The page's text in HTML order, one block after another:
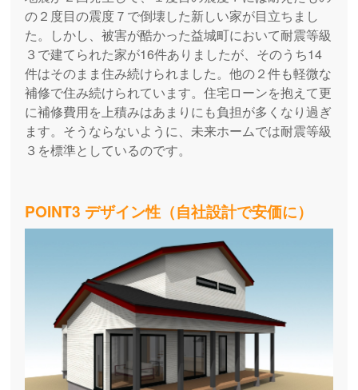
の２度目の震度７で倒壊した新しい家が目立ちまし
た。しかし、被害が酷かった益城町において耐震等級
３で建てられた家が16件ありましたが、そのうち14
件はそのまま住み続けられました。他の２件も軽微な
補修で住み続けられています。住宅ローンを抱えて更
に補修費用を上積みはあまりにも負担が多くなり過ぎ
ます。そうならないように、未来ホームでは耐震等級
３を標準としているのです。
POINT3 デザイン性（自社設計で安価に）